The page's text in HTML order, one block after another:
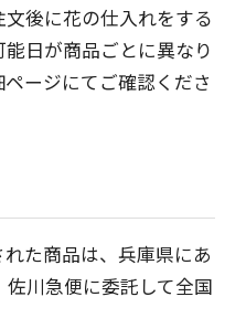
後に花の仕入れをする
日が商品ごとに異なり
ージにてご確認くださ
た商品は、兵庫県にあ
川急便に委託して全国